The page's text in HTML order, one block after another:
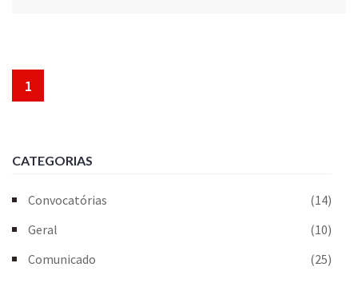
1
CATEGORIAS
Convocatórias
(14)
Geral
(10)
Comunicado
(25)